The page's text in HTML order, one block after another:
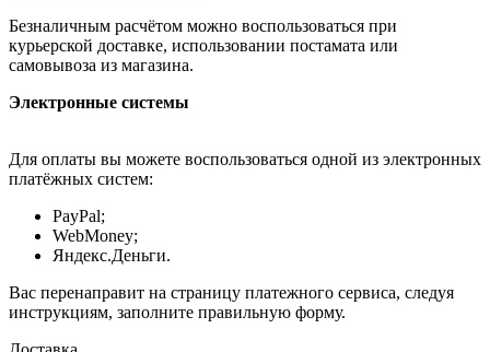
Безналичным расчётом можно воспользоваться при
курьерской доставке, использовании постамата или
самовывоза из магазина.
Электронные системы
Для оплаты вы можете воспользоваться одной из электронных
платёжных систем:
PayPal;
WebMoney;
Яндекс.Деньги.
Вас перенаправит на страницу платежного сервиса, следуя
инструкциям, заполните правильную форму.